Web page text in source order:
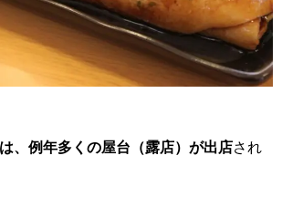
、例年多くの屋台（露店）が出店され